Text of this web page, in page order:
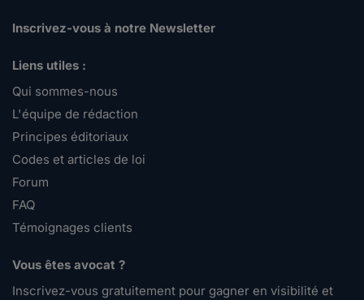
Inscrivez-vous à notre Newsletter
Liens utiles :
Qui sommes-nous
L'équipe de rédaction
Principes éditoriaux
Codes et articles de loi
Forum
FAQ
Témoignages clients
Vous êtes avocat ?
Inscrivez-vous gratuitement pour gagner en visibilité et